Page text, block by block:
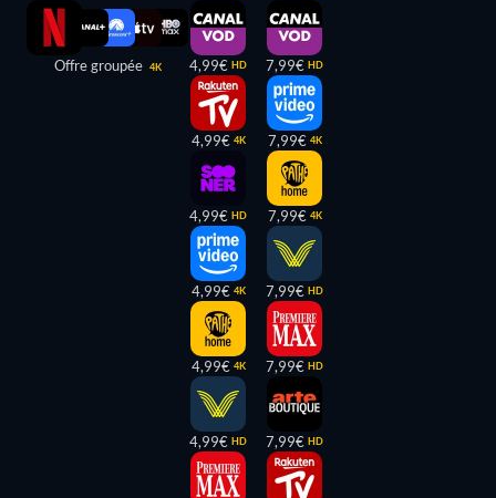
Offre groupée 4K 4,99€ HD
4,99€ 4K
4,99€ HD
4,99€ 4K
4,99€ 4K
4,99€ HD
7,99€ HD
7,99€ 4K
7,99€ 4K
7,99€ HD
7,99€ HD
7,99€ HD